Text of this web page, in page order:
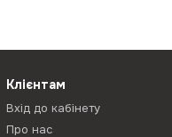
Клієнтам
Вхід до кабінету
Про нас